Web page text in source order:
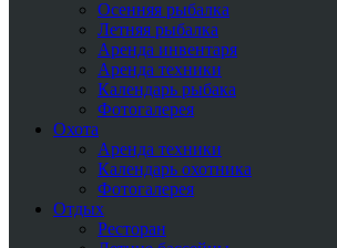
Осенняя рыбалка
Летняя рыбалка
Аренда инвентаря
Аренда техники
Календарь рыбака
Фотогалерея
Охота
Аренда техники
Календарь охотника
Фотогалерея
Отдых
Ресторан